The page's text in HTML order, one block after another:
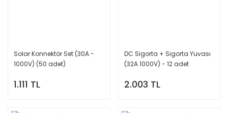
Solar Konnektör Set (30A -
1000V) (50 adet)
1.111 TL
DC Sigorta + Sigorta Yuvası
(32A 1000V) - 12 adet
2.003 TL